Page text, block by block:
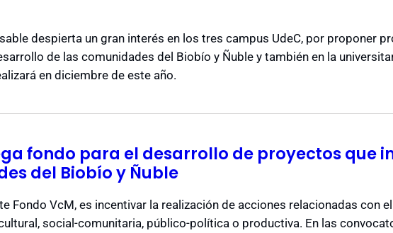
despierta un gran interés en los tres campus UdeC, por proponer
de las comunidades del Biobío y Ñuble y también en la
en diciembre de este año.
fondo para el desarrollo de proyectos que
del Biobío y Ñuble
Fondo VcM, es incentivar la realización de acciones relacionadas con
social-comunitaria, público-política o productiva. En las